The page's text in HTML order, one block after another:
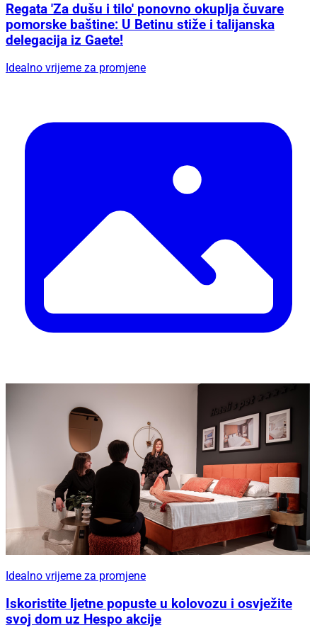
Regata 'Za dušu i tilo' ponovno okuplja čuvare
pomorske baštine: U Betinu stiže i talijanska
delegacija iz Gaete!
Idealno vrijeme za promjene
Idealno vrijeme za promjene
Iskoristite ljetne popuste u kolovozu i osvježite
svoj dom uz Hespo akcije